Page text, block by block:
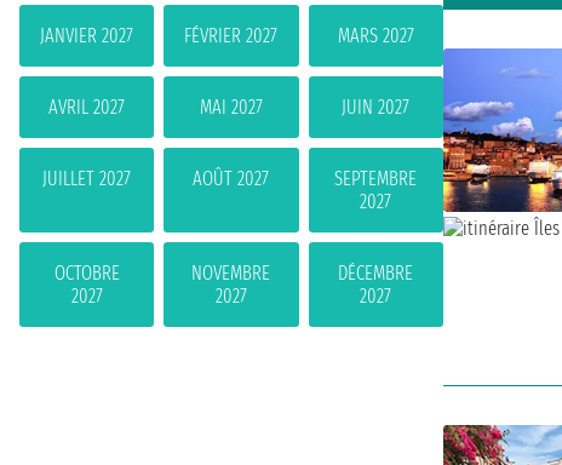
JANVIER 2027 FÉVRIER 2027 MARS 2027
AVRIL 2027 MAI 2027 JUIN 2027
JUILLET 2027 AOÛT 2027
SEPTEMBRE
2027
OCTOBRE
2027
NOVEMBRE
2027
DÉCEMBRE
2027